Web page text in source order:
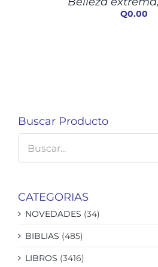
Q0.00
Buscar Producto
CATEGORIAS
NOVEDADES (34)
BIBLIAS (485)
LIBROS (3416)